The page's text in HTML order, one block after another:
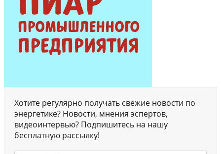
Хотите регулярно получать свежие новости по
энергетике? Новости, мнения эспертов,
видеоинтервью? Подпишитесь на нашу
бесплатную рассылку!